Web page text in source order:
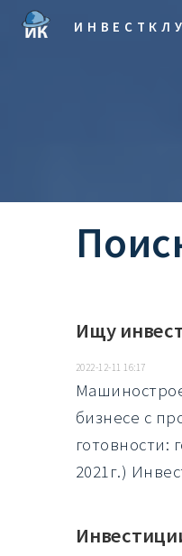
Ищу
2022-12-11 16:17
бизнесе с
готовности:
2021г.)